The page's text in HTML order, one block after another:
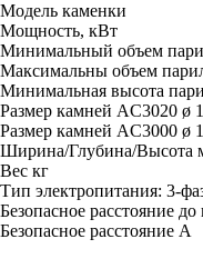
Модель каменки
Мощность, кВт
Минимальный объем
Максимальны объем
Минимальная высота
Размер камней AC3020 ø
Размер камней AC3000 ø
Ширина/Глубина/Высота
Вес кг
Тип электропитания: 3-
Безопасное расстояние
Безопасное расстояние A